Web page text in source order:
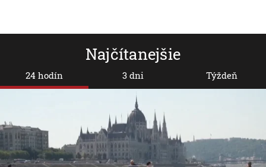
Najčítanejšie
24 hodín 3 dni Týždeň